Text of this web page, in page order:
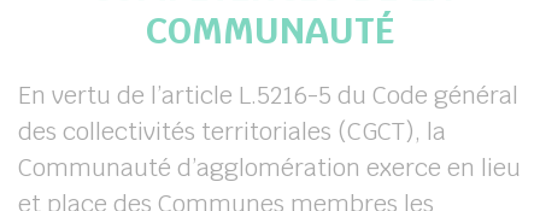
COMMUNAUTÉ
En vertu de l’article L.5216-5 du Code général
des collectivités territoriales (CGCT), la
Communauté d’agglomération exerce en lieu
et place des Communes membres les